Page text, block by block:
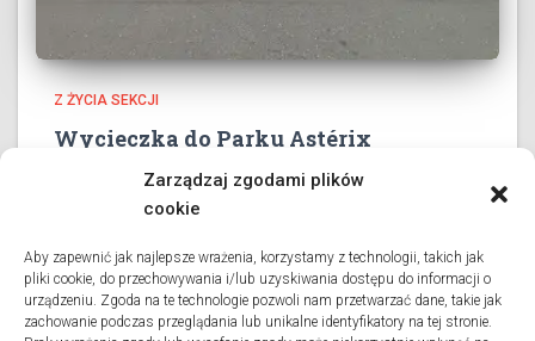
Zarządzaj zgodami plików
cookie
Aby zapewnić jak najlepsze wrażenia, korzystamy z technologii, takich jak
pliki cookie, do przechowywania i/lub uzyskiwania dostępu do informacji o
urządzeniu. Zgoda na te technologie pozwoli nam przetwarzać dane, takie jak
zachowanie podczas przeglądania lub unikalne identyfikatory na tej stronie.
Z ŻYCIA SEKCJI
Wycieczka do Parku Astérix
3 czerwca 2026 roku wszystkie klasy collège’u oraz dwie
klasy liceum wybrały się na długo wyczekiwaną
profesor Danuty Charlon oraz przy wsparciu grona
opiekunów uczniowie spędzili dzień pełen
Dowiedz się więcej